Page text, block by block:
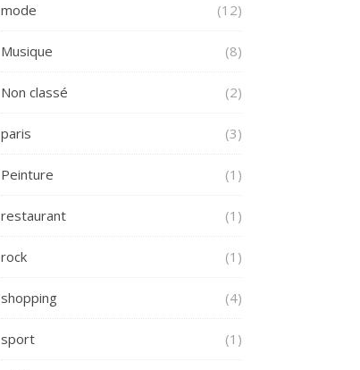
mode (12)
Musique (8)
Non classé (2)
paris (3)
Peinture (1)
restaurant (1)
rock (1)
shopping (4)
sport (1)